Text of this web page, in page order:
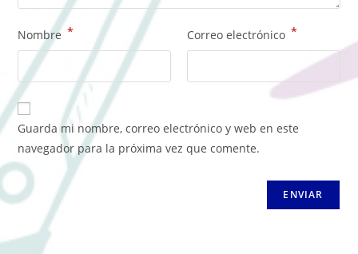
Nombre * Correo electrónico *
Guarda mi nombre, correo electrónico y web en este
navegador para la próxima vez que comente.